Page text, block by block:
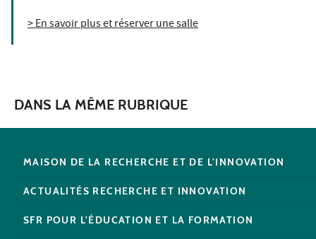
> En savoir plus et réserver une salle
DANS LA MÊME RUBRIQUE
MAISON DE LA RECHERCHE ET DE L'INNOVATION
ACTUALITÉS RECHERCHE ET INNOVATION
SFR POUR L'ÉDUCATION ET LA FORMATION